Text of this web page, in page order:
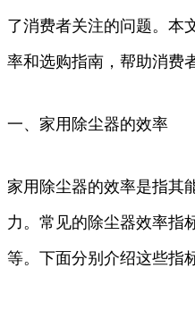
了消费者关注的问题。本
率和选购指南，帮助消费
一、家用除尘器的效率
家用除尘器的效率是指其
力。常见的除尘器效率指
等。下面分别介绍这些指